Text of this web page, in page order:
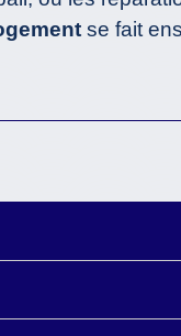
se fait